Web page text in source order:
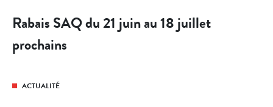
Rabais SAQ du 21 juin au 18 juillet
prochains
ACTUALITÉ